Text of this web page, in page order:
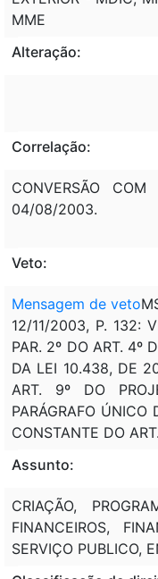
MME
Alteração:
Correlação:
CONVERSÃO
04/08/2003.
Veto:
Mensagem de veto
12/11/2003, P. 132:
PAR. 2º DO ART. 4º
DA LEI 10.438, DE
ART. 9º DO
PARÁGRAFO
CONSTANTE DO
Assunto:
CRIAÇÃO,
FINANCEIROS,
SERVIÇO PUBLICO,